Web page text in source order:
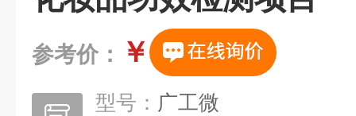
参考价： ￥
型号： 广工微